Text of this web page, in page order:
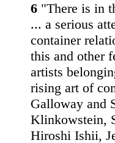
6 "There is in
... a serious
container
this and other
artists
rising art of
Galloway and
Klinkowstein,
Hiroshi Ishii,